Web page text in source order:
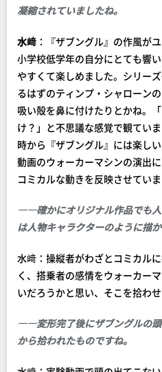
凝縮されていましたね。
水﨑 ：『ザブングル』の作風が
小学校低学年の自分にとても響
やすくて楽しめました。シリー
るはずのティンプ・シャローン
吸い殻を鼻に付けたりとかね。
け？」と不思議な感覚で観てい
時から『ザブングル』には楽し
動画のウォーカーマシンの演出
コミカルな動きを反映させていま
――確かにオリジナル作品でも
は人物キャラクターのように描
水﨑：操縦者がわざとコミカル
く、搭乗者の感情をウォーカー
いだろうかと思い、そこを拾わせ
――変形完了後にザブングルの
から拾われたものですね。